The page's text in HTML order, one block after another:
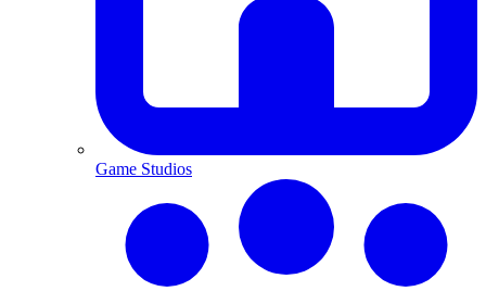
Game Studios